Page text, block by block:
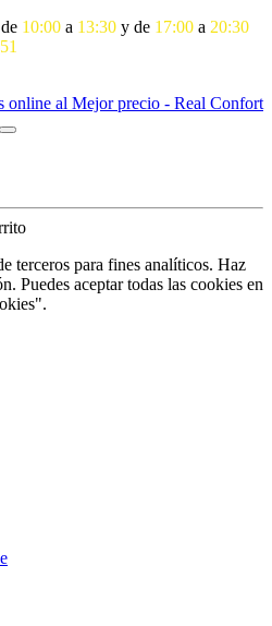
de 10:00 a 13:30 y de 17:00 a 20:30
terceros para fines analíticos. Haz
Puedes aceptar todas las cookies en